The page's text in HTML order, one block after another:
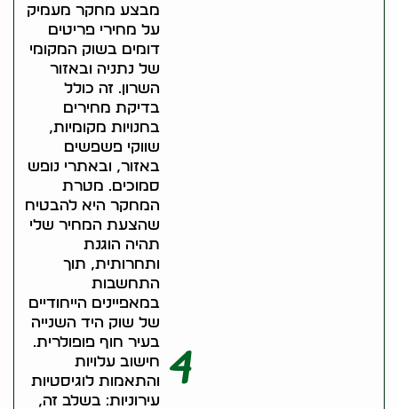
מבצע מחקר מעמיק
על מחירי פריטים
דומים בשוק המקומי
של נתניה ובאזור
השרון. זה כולל
בדיקת מחירים
בחנויות מקומיות,
שווקי פשפשים
באזור, ובאתרי נופש
סמוכים. מטרת
המחקר היא להבטיח
שהצעת המחיר שלי
תהיה הוגנת
ותחרותית, תוך
התחשבות
במאפיינים הייחודיים
של שוק היד השנייה
בעיר חוף פופולרית.
4
חישוב עלויות
והתאמות לוגיסטיות
עירוניות: בשלב זה,